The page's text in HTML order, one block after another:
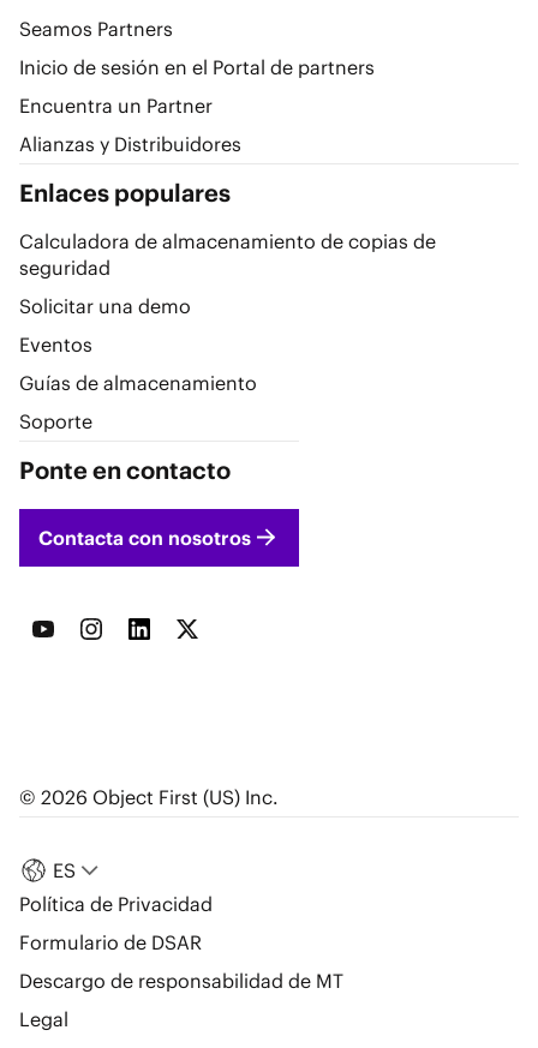
Seamos Partners
Inicio de sesión en el Portal de partners
Encuentra un Partner
Alianzas y Distribuidores
Enlaces populares
Calculadora de almacenamiento de copias de
seguridad
Solicitar una demo
Eventos
Guías de almacenamiento
Soporte
Ponte en contacto
Contacta con nosotros
ES
Política de Privacidad
Formulario de DSAR
Descargo de responsabilidad de MT
Legal
© 2026 Object First (US) Inc.